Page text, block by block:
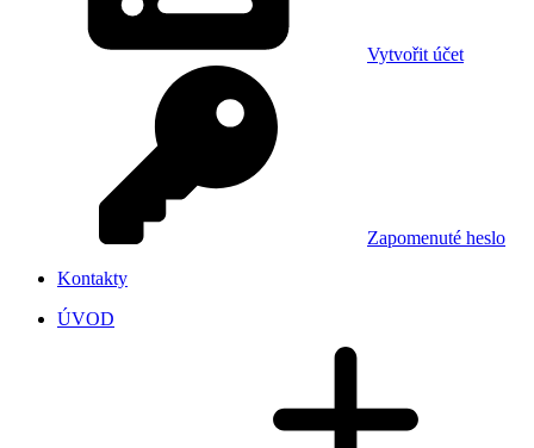
Vytvořit účet
Zapomenuté heslo
Kontakty
ÚVOD